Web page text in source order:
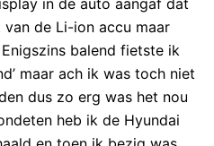
in de auto aangaf dat
de Li-ion accu maar
balend fietste ik
maar ach ik was toch niet
dus zo erg was het nou
heb ik de Hyundai